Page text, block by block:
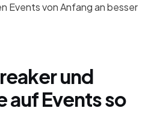
Events von Anfang an besser
und
auf Events so